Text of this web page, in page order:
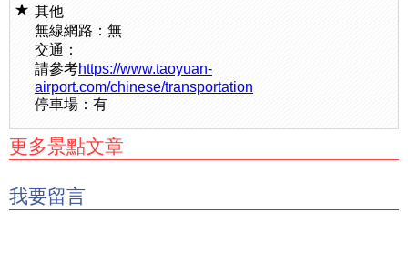
其他
無線網路：無
交通：
請參考https://www.taoyuan-
airport.com/chinese/transportation
停車場：有
更多景點文章
我要留言